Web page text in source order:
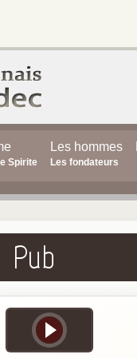
Spirite
Les hommes
Les fondateurs
Pub